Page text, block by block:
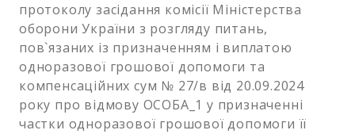
протоколу засідання комісії Міністерства
оборони України з розгляду питань,
пов`язаних із призначенням і виплатою
одноразової грошової допомоги та
компенсаційних сум № 27/в від 20.09.2024
року про відмову ОСОБА_1 у призначенні
частки одноразової грошової допомоги її